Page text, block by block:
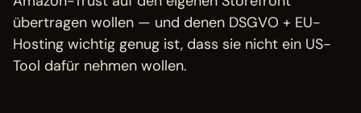
übertragen wollen — und denen DSGVO + EU-
Hosting wichtig genug ist, dass sie nicht ein US-
Tool dafür nehmen wollen.